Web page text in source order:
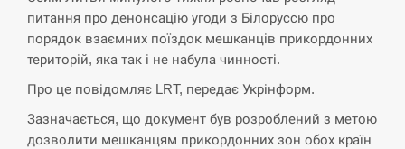
СЕРПЕНЬ
14:53
Экс-послу в США Стефанишиной вручили новое
СЕРПЕНЬ
питання про денонсацію угоди з Білоруссю про
порядок взаємних поїздок мешканців прикордонних
територій, яка так і не набула чинності.
Про це повідомляє LRT, передає Укрінформ.
Зазначається, що документ був розроблений з метою
дозволити мешканцям прикордонних зон обох країн